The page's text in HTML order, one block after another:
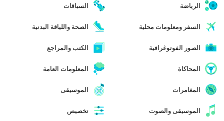
الرياضة السباقات
السفر ومعلومات محلية الصحة واللياقة البدنية
الصور الفوتوغرافية الكتب والمراجع
المحاكاة المعلومات العامة
المغامرات الموسيقى
الموسيقى والصوت تخصيص